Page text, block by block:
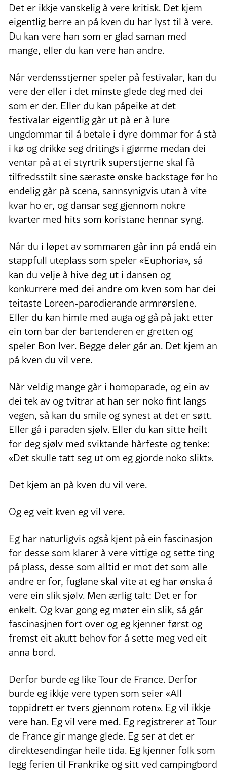
Det er ikkje vanskelig å vere kritisk. Det kjem
eigentlig berre an på kven du har lyst til å vere.
Du kan vere han som er glad saman med
mange, eller du kan vere han andre.
Når verdensstjerner speler på festivalar, kan du
vere der eller i det minste glede deg med dei
som er der. Eller du kan påpeike at det
festivalar eigentlig går ut på er å lure
ungdommar til å betale i dyre dommar for å stå
i kø og drikke seg dritings i gjørme medan dei
ventar på at ei styrtrik superstjerne skal få
tilfredsstilt sine særaste ønske backstage før ho
endelig går på scena, sannsynigvis utan å vite
kvar ho er, og dansar seg gjennom nokre
kvarter med hits som koristane hennar syng.
Når du i løpet av sommaren går inn på endå ein
stappfull uteplass som speler «Euphoria», så
kan du velje å hive deg ut i dansen og
konkurrere med dei andre om kven som har dei
teitaste Loreen-parodierande armrørslene.
Eller du kan himle med auga og gå på jakt etter
ein tom bar der bartenderen er gretten og
speler Bon Iver. Begge deler går an. Det kjem an
på kven du vil vere.
Når veldig mange går i homoparade, og ein av
dei tek av og tvitrar at han ser noko fint langs
vegen, så kan du smile og synest at det er søtt.
Eller gå i paraden sjølv. Eller du kan sitte heilt
for deg sjølv med sviktande hårfeste og tenke:
«Det skulle tatt seg ut om eg gjorde noko slikt».
Det kjem an på kven du vil vere.
Og eg veit kven eg vil vere.
Eg har naturligvis også kjent på ein fascinasjon
for desse som klarer å vere vittige og sette ting
på plass, desse som alltid er mot det som alle
andre er for, fuglane skal vite at eg har ønska å
vere ein slik sjølv. Men ærlig talt: Det er for
enkelt. Og kvar gong eg møter ein slik, så går
fascinasjnen fort over og eg kjenner først og
fremst eit akutt behov for å sette meg ved eit
anna bord.
Derfor burde eg like Tour de France. Derfor
burde eg ikkje vere typen som seier «All
toppidrett er tvers gjennom roten». Eg vil ikkje
vere han. Eg vil vere med. Eg registrerer at Tour
de France gir mange glede. Eg ser at det er
direktesendingar heile tida. Eg kjenner folk som
legg ferien til Frankrike og sitt ved campingbord